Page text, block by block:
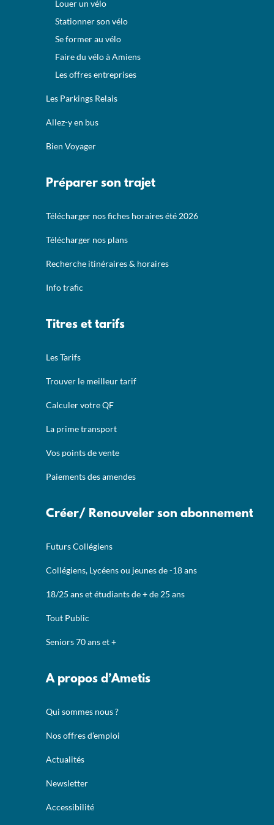
Louer un vélo
Stationner son vélo
Se former au vélo
Faire du vélo à Amiens
Les offres entreprises
Les Parkings Relais
Allez-y en bus
Bien Voyager
Préparer son trajet
Télécharger nos fiches horaires été 2026
Télécharger nos plans
Recherche itinéraires & horaires
Info trafic
Titres et tarifs
Les Tarifs
Trouver le meilleur tarif
Calculer votre QF
La prime transport
Vos points de vente
Paiements des amendes
Créer/ Renouveler son abonnement
Futurs Collégiens
Collégiens, Lycéens ou jeunes de -18 ans
18/25 ans et étudiants de + de 25 ans
Tout Public
Seniors 70 ans et +
A propos d’Ametis
Qui sommes nous ?
Nos offres d’emploi
Actualités
Newsletter
Accessibilité